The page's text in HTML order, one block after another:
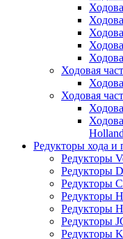
Ходовая
Ходовая
Holland
Редукторы хода и
Редукторы
Редукторы
Редукторы
Редукторы
Редукторы
Редукторы
Редукторы